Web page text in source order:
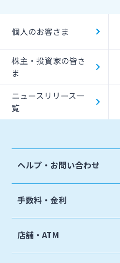
個人のお客さま
株主・投資家の皆さ
ま
ニュースリリース一
覧
ヘルプ・お問い合わせ
手数料・金利
店舗・ATM